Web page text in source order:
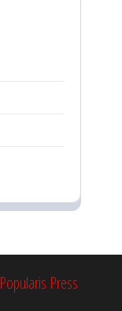
Popularis Press